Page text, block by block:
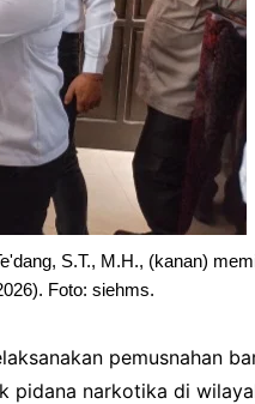
S.T., M.H., (kanan)
Foto: siehms.
pemusnahan
pidana narkotika di